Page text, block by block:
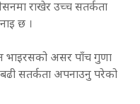
राखेर उच्च सतर्कता
छ ।
भाइरसको असर पाँच गुणा
सतर्कता अपनाउनु परेको